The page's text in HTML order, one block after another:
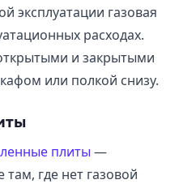
эксплуатации газовая
расходах.
и закрытыми
или полкой снизу.
плиты —
где нет газовой